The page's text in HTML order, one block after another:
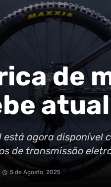
de
está agora disponível
de transmissão
5 de Agosto, 2025